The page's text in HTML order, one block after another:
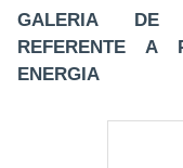
citados, com a
possível fazer a
compactação de
GALERIA DE
REFERENTE A
ENERGIA